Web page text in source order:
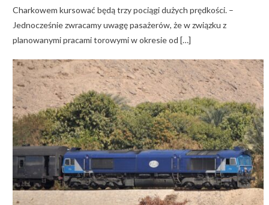
Charkowem kursować będą trzy pociągi dużych prędkości. –
Jednocześnie zwracamy uwagę pasażerów, że w związku z
planowanymi pracami torowymi w okresie od […]